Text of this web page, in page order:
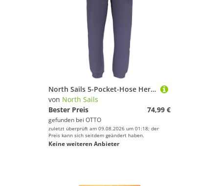
North Sails 5-Pocket-Hose Herren Jogginghose Blau – Nachhaltige Sporthose mit Komfort und Stil
von North Sails
Bester Preis
74,99 €
gefunden bei OTTO
zuletzt überprüft am 09.08.2026 um 01:18; der
Preis kann sich seitdem geändert haben.
Keine weiteren Anbieter